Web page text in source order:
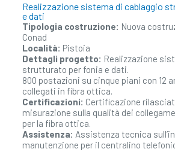
Realizzazione sistema di cablaggio
e dati​
Tipologia costruzione: Nuova
Conad
Località: Pistoia
Dettagli progetto: Realizzazione
strutturato per fonia e dati.
800 postazioni su cinque piani con 12
collegati in fibra ottica.
Certificazioni: Certificazione
misurazione sulla qualità dei
per la fibra ottica.
Assistenza: Assistenza tecnica
manutenzione per il centralino